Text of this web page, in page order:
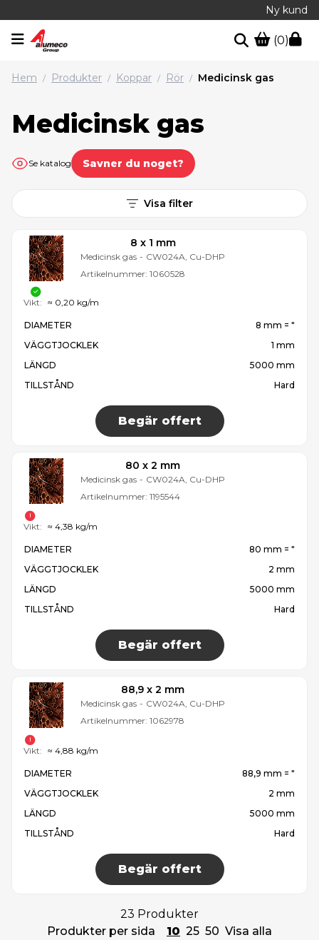
Ny kund
(0)
Hem / Produkter / Koppar / Rör / Medicinsk gas
Medicinsk gas
Se katalog Savner du noget?
Visa filter
8 x 1 mm
Medicinsk gas - CW024A, Cu-DHP
Artikelnummer: 1060528
DIAMETER
8 mm = ″
VÄGGTJOCKLEK
1 mm
LÄNGD
5000 mm
TILLSTÅND
Hard
Begär offert
Vikt: ≈ 0,20 kg/m
80 x 2 mm
Medicinsk gas - CW024A, Cu-DHP
Artikelnummer: 1195544
DIAMETER
80 mm = ″
VÄGGTJOCKLEK
2 mm
LÄNGD
5000 mm
TILLSTÅND
Hard
Begär offert
Vikt: ≈ 4,38 kg/m
88,9 x 2 mm
Medicinsk gas - CW024A, Cu-DHP
Artikelnummer: 1062978
DIAMETER
88,9 mm = ″
VÄGGTJOCKLEK
2 mm
LÄNGD
5000 mm
TILLSTÅND
Hard
Begär offert
Vikt: ≈ 4,88 kg/m
23 Produkter
Produkter per sida
10 25 50 Visa alla